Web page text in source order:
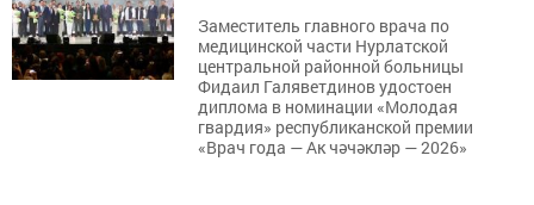
Заместитель главного врача по
медицинской части Нурлатской
центральной районной больницы
Фидаил Галяветдинов удостоен
диплома в номинации «Молодая
гвардия» республиканской премии
«Врач года — Ак чәчәкләр — 2026»